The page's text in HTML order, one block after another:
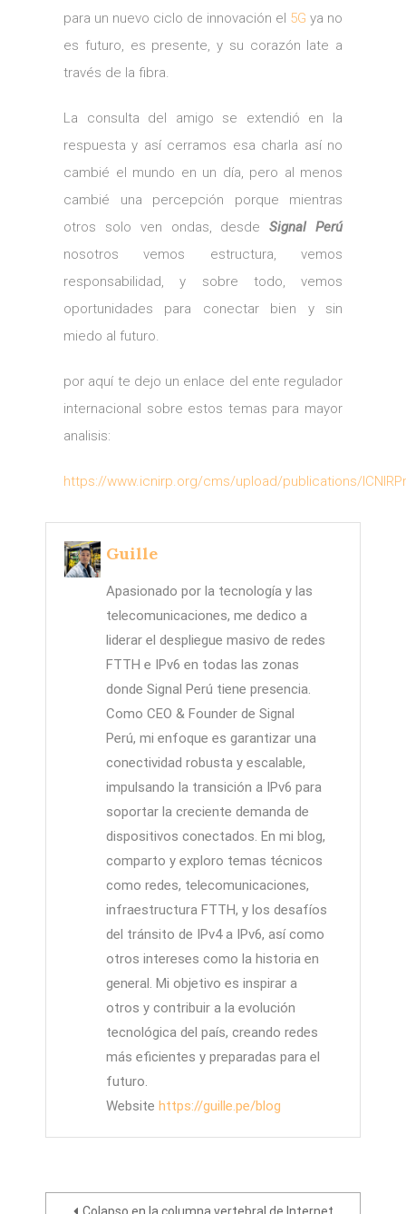
para un nuevo ciclo de innovación el 5G ya no
es futuro, es presente, y su corazón late a
través de la fibra.
La consulta del amigo se extendió en la
respuesta y así cerramos esa charla así no
cambié el mundo en un día, pero al menos
cambié una percepción porque mientras
otros solo ven ondas, desdeSignal Perú
nosotros vemos estructura, vemos
responsabilidad, y sobre todo, vemos
oportunidades para conectar bien y sin
miedo al futuro.
por aquí te dejo un enlace del ente regulador
internacional sobre estos temas para mayor
analisis:
https://www.icnirp.org/cms/upload/publications/
Guille
Apasionado por la tecnología y las
telecomunicaciones, me dedico a
liderar el despliegue masivo de redes
FTTH e IPv6 en todas las zonas
donde Signal Perú tiene presencia.
Como CEO & Founder de Signal
Perú, mi enfoque es garantizar una
conectividad robusta y escalable,
impulsando la transición a IPv6 para
soportar la creciente demanda de
dispositivos conectados. En mi blog,
comparto y exploro temas técnicos
como redes, telecomunicaciones,
infraestructura FTTH, y los desafíos
del tránsito de IPv4 a IPv6, así como
otros intereses como la historia en
general. Mi objetivo es inspirar a
otros y contribuir a la evolución
tecnológica del país, creando redes
más eficientes y preparadas para el
futuro.
Website https://guille.pe/blog